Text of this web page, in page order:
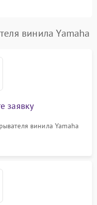
винила Yamaha
заявку
винила Yamaha